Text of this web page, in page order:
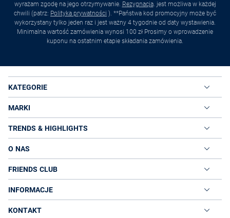
wyrażam zgodę na jego otrzymywanie. Rezygnacja. jest możliwa w każdej
chwili (patrz: Polityka prywatności ). **Państwa kod promocyjny może być
wykorzystany tylko jeden raz i jest ważny 4 tygodnie od daty wystawienia.
Minimalna wartość zamówienia wynosi 100 zł Prosimy o wprowadzenie
kuponu na ostatnim etapie składania zamówienia.
KATEGORIE
MARKI
TRENDS & HIGHLIGHTS
O NAS
FRIENDS CLUB
INFORMACJE
KONTAKT